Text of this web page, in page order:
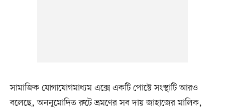
সামাজিক যোগাযোগমাধ্যম এক্সে একটি পোস্টে সংস্থাটি আরও
বলেছে, অননুমোদিত রুটে ভ্রমণের সব দায় জাহাজের মালিক,